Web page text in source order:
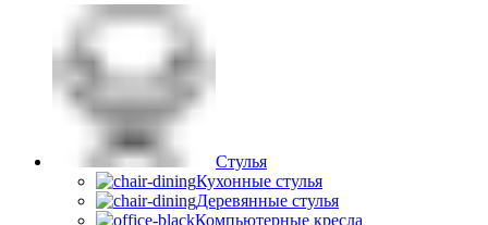
Стулья
Кухонные стулья
Деревянные стулья
Компьютерные кресла